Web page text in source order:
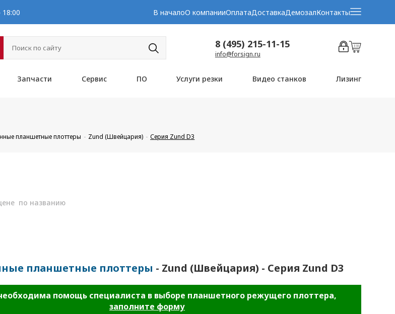
В началоО компанииОплатаДоставкаДемозалКонтакты
8 (495) 215-11-15
info@forsign.ru
Запчасти Сервис ПО Услуги резки Видео станков Лизинг
планшетные плоттеры Zund (Швейцария) Серия Zund D3
по названию
планшетные плоттеры - Zund (Швейцария) - Серия Zund D3
помощь специалиста в выборе планшетного режущего плоттера,
заполните форму